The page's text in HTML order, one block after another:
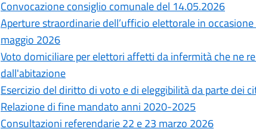
Convocazione consiglio comunale del 14.05.2026
Aperture straordinarie dell’ufficio elettorale in
maggio 2026
Voto domiciliare per elettori affetti da infermità che ne
dall'abitazione
Esercizio del diritto di voto e di eleggibilità da parte dei
Relazione di fine mandato anni 2020-2025
Consultazioni referendarie 22 e 23 marzo 2026